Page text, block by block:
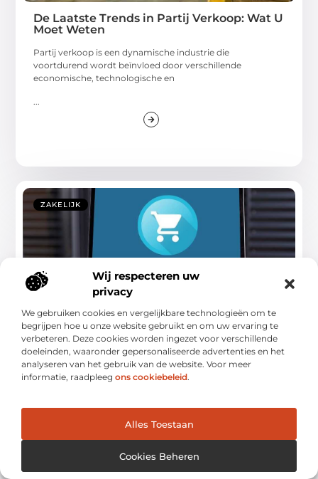
Wij respecteren uw
privacy
We gebruiken cookies en vergelijkbare technologieën om te
begrijpen hoe u onze website gebruikt en om uw ervaring te
verbeteren. Deze cookies worden ingezet voor verschillende
doeleinden, waaronder gepersonaliseerde advertenties en het
analyseren van het gebruik van de website. Voor meer
informatie, raadpleeg ons cookiebeleid.
Alles Toestaan
Cookies Beheren
De Laatste Trends in Partij Verkoop: Wat U
Moet Weten
Partij verkoop is een dynamische industrie die
voortdurend wordt beïnvloed door verschillende
economische, technologische en
ZAKELIJK
Drie belangrijke factoren bij het starten
van een dropshipping business
Voor veel beginnende online ondernemers is dropshipping
een interessant zakelijk model. Dit komt doordat het